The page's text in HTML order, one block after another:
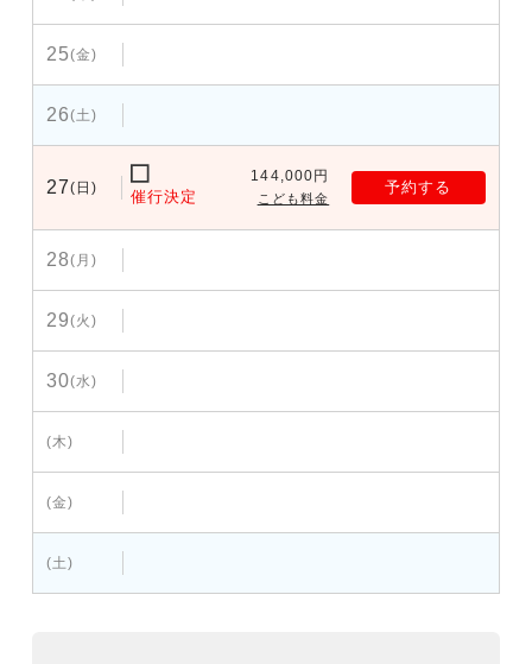
25(金)
26(土)
27(日) 催行決定
144,000円
こども料金
予約する
28(月)
29(火)
30(水)
(木)
(金)
(土)